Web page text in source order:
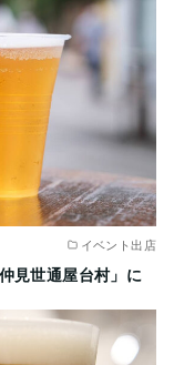
イベント出店
見世通屋台村」に